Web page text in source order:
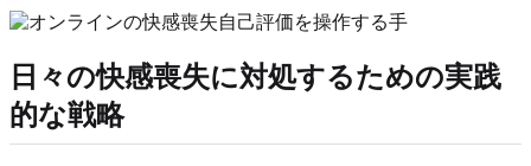
日々の快感喪失に対処するための実践
的な戦略